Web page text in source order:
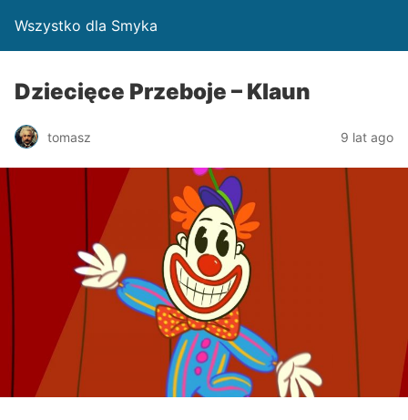
Wszystko dla Smyka
Dziecięce Przeboje – Klaun
tomasz 9 lat ago